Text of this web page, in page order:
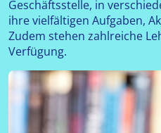
Geschäftsstelle, in
ihre vielfältigen Aufgaben,
Zudem stehen zahlreiche
Verfügung.